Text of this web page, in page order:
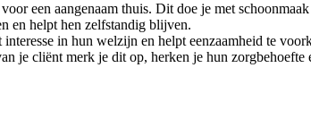
een aangenaam thuis. Dit doe je met
en helpt hen zelfstandig blijven.
in hun welzijn en helpt eenzaamheid te
je cliënt merk je dit op, herken je hun zorgbehoefte